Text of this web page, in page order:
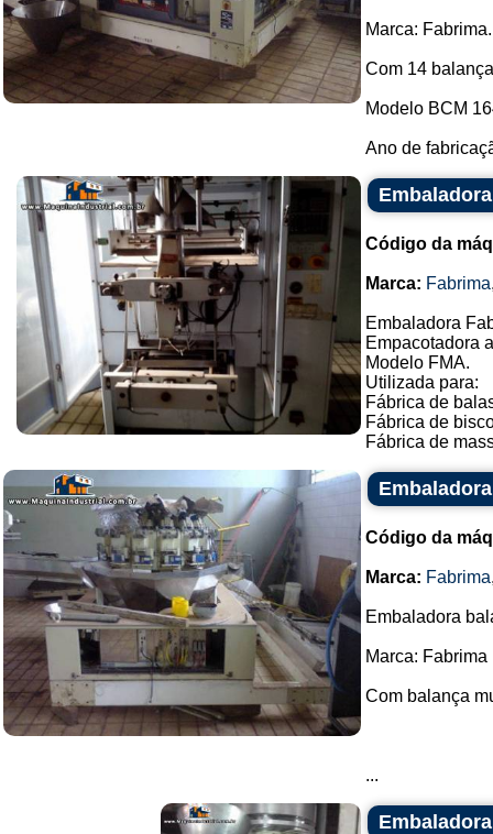
Marca: Fabrima.
Com 14
Modelo BCM
Ano de
Código da
Marca: Fabrima
Embaladora
Empacotadora
Modelo FMA.
Utilizada para:
Fábrica de
Fábrica de
Fábrica de
Código da
Marca: Fabrima
Embaladora
Marca: Fabrima
Com balança
...